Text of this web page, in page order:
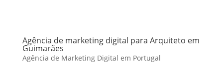
Agência de marketing digital para Arquiteto em
Guimarães
Agência de Marketing Digital em Portugal